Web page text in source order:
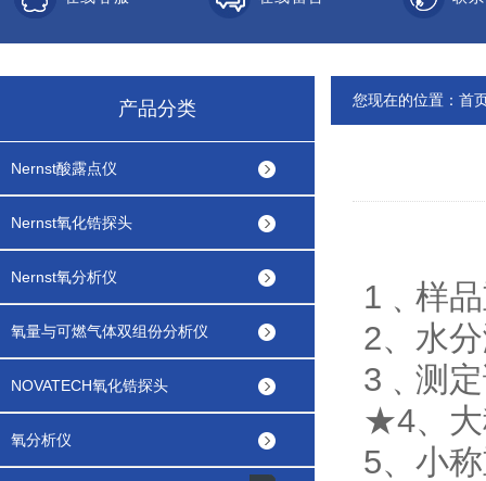
产品分类
Nernst酸露点仪
Nernst氧化锆探头
Nernst氧分析仪
氧量与可燃气体双组份分析仪
NOVATECH氧化锆探头
氧分析仪
您现在的位置： 首
1﹑样
2、水
3﹑测
★4、大
5、小